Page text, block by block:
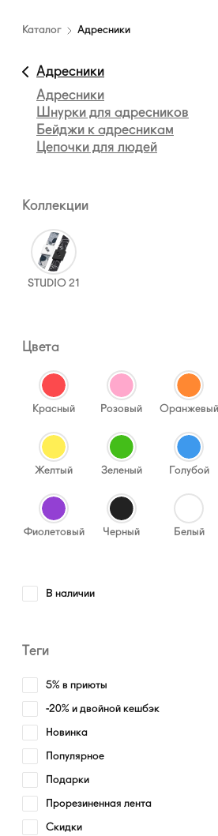
амуниции
Адресники
Каталог Адресники
Адресники
Адресники
Шнурки для адресников
Бейджи к адресникам
Цепочки для людей
Коллекции
STUDIO 21
Цвета
Красный Розовый Оранжевый
Желтый Зеленый Голубой
Фиолетовый Черный Белый
В наличии
Теги
5% в приюты
-20% и двойной кешбэк
Новинка
Популярное
Подарки
Прорезиненная лента
Скидки